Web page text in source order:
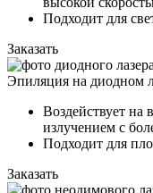
Подходит для
Заказать
Эпиляция на диодном
Воздействует на
излучением с
Подходит для
Заказать